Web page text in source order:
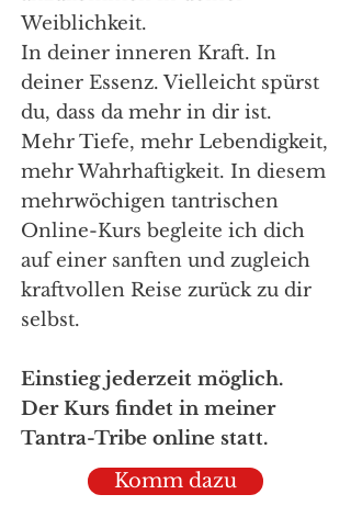
Weiblichkeit.
In deiner inneren Kraft. In
deiner Essenz. Vielleicht spürst
du, dass da mehr in dir ist.
Mehr Tiefe, mehr Lebendigkeit,
mehr Wahrhaftigkeit. In diesem
mehrwöchigen tantrischen
Online-Kurs begleite ich dich
auf einer sanften und zugleich
kraftvollen Reise zurück zu dir
selbst.
Einstieg jederzeit möglich.
Der Kurs findet in meiner
Tantra-Tribe online statt.
Komm dazu